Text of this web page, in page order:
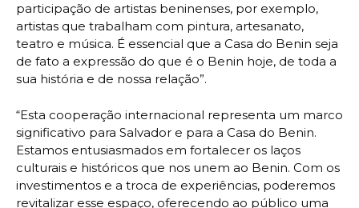
participação de artistas beninenses, por exemplo,
artistas que trabalham com pintura, artesanato,
teatro e música. É essencial que a Casa do Benin seja
de fato a expressão do que é o Benin hoje, de toda a
sua história e de nossa relação”.
“Esta cooperação internacional representa um marco
significativo para Salvador e para a Casa do Benin.
Estamos entusiasmados em fortalecer os laços
culturais e históricos que nos unem ao Benin. Com os
investimentos e a troca de experiências, poderemos
revitalizar esse espaço, oferecendo ao público uma